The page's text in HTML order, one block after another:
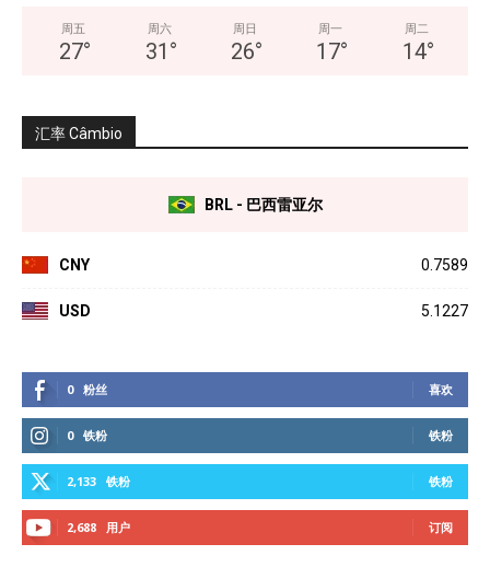
周五
27°
周六
31 °
周日
26°
周一
17°
周二
14°
汇率 Câmbio
BRL - 巴西雷亚尔
CNY 0.7589
USD 5.1227
0 粉丝 喜欢
0 铁粉 铁粉
2,133 铁粉 铁粉
2,688 用户 订阅